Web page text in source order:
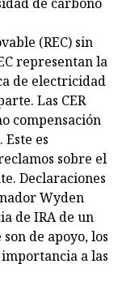
(REC) sin
representan la
de electricidad
Las CER
compensación
es
sobre el
Declaraciones
Wyden
de IRA de un
de apoyo, los
a las